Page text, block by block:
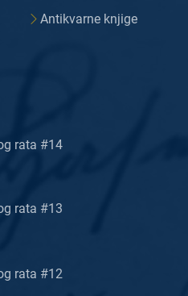
Antikvarne knjige
rata #14
rata #13
rata #12